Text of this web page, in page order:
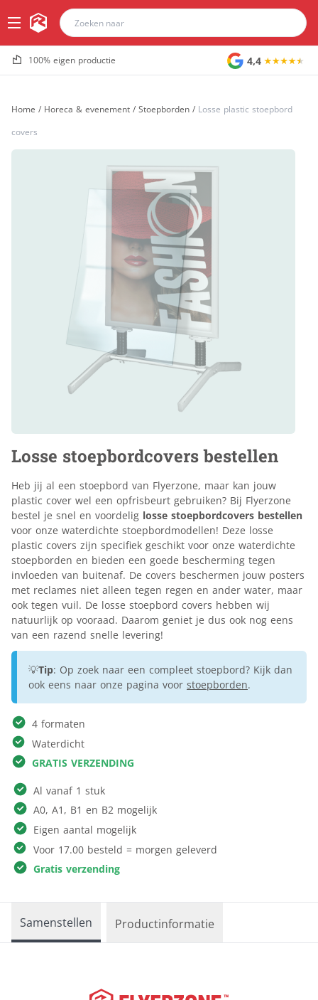
100% eigen productie 4,4
Home / Horeca & evenement / Stoepborden / Losse plastic stoepbord
covers
Losse stoepbordcovers bestellen
Heb jij al een stoepbord van Flyerzone, maar kan jouw
plastic cover wel een opfrisbeurt gebruiken? Bij Flyerzone
bestel je snel en voordelig losse stoepbordcovers bestellen
voor onze waterdichte stoepbordmodellen! Deze losse
plastic covers zijn specifiek geschikt voor onze waterdichte
stoepborden en bieden een goede bescherming tegen
invloeden van buitenaf. De covers beschermen jouw posters
met reclames niet alleen tegen regen en ander water, maar
ook tegen vuil. De losse stoepbord covers hebben wij
natuurlijk op vooraad. Daarom geniet je dus ook nog eens
van een razend snelle levering!
💡Tip: Op zoek naar een compleet stoepbord? Kijk dan
ook eens naar onze pagina voor stoepborden.
4 formaten
Waterdicht
GRATIS VERZENDING
Al vanaf 1 stuk
A0, A1, B1 en B2 mogelijk
Eigen aantal mogelijk
Voor 17.00 besteld = morgen geleverd
Gratis verzending
Samenstellen Productinformatie